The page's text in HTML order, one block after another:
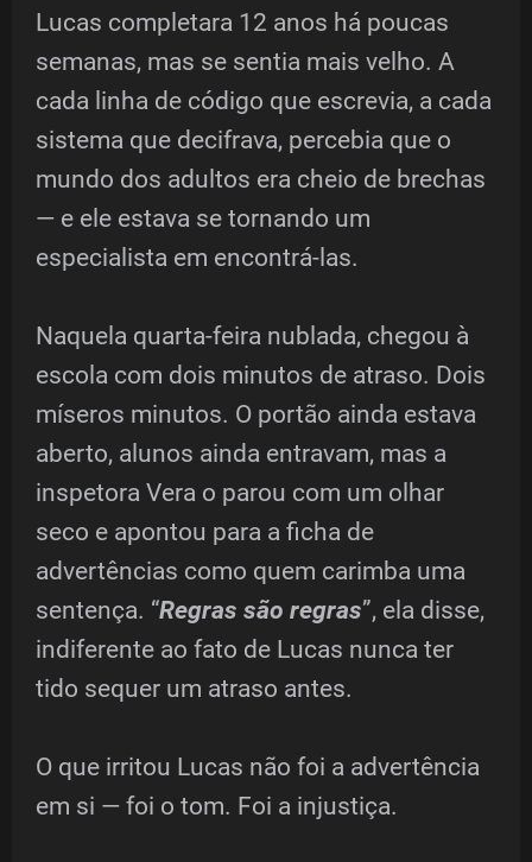
Lucas completara 12 anos há poucas
semanas, mas se sentia mais velho. A
cada linha de código que escrevia, a cada
sistema que decifrava, percebia que o
mundo dos adultos era cheio de brechas
— e ele estava se tornando um
especialista em encontrá-las.
Naquela quarta-feira nublada, chegou à
escola com dois minutos de atraso. Dois
míseros minutos. O portão ainda estava
aberto, alunos ainda entravam, mas a
inspetora Vera o parou com um olhar
seco e apontou para a ficha de
advertências como quem carimba uma
sentença. “Regras são regras”, ela disse,
indiferente ao fato de Lucas nunca ter
tido sequer um atraso antes.
O que irritou Lucas não foi a advertência
em si — foi o tom. Foi a injustiça.